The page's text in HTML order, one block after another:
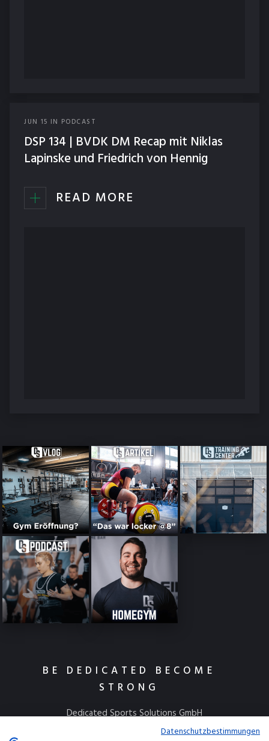
JUN 15 IN PODCAST
DSP 134 | BVDK DM Recap mit Niklas
Lapinske und Friedrich von Hennig
READ MORE
BE DEDICATED BECOME
STRONG
Dedicated Sports Solutions GmbH
Kulmbacher Straße 115
95445 BayreuthDatenschutzbestimmungen